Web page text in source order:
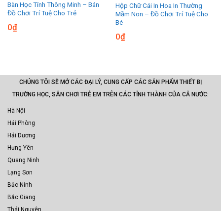
Bàn Học Tính Thông Minh – Bán
Đồ Chơi Trí Tuệ Cho Trẻ
0₫
Hộp Chữ Cái In Hoa In Thường
Mầm Non – Đồ Chơi Trí Tuệ Cho
Bé
0₫
CHÚNG TÔI SẼ MỞ CÁC ĐẠI LÝ, CUNG CẤP CÁC SẢN PHẨM THIẾT BỊ
TRƯỜNG HỌC, SÂN CHƠI TRẺ EM TRÊN CÁC TỈNH THÀNH CỦA CẢ NƯỚC:
Hà Nội
Hải Phòng
Hải Dương
Hưng Yên
Quang Ninh
Lạng Sơn
Bắc Ninh
Bắc Giang
Thái Nguyên